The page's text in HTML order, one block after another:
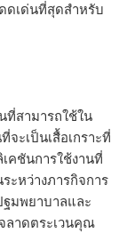
ดเด่นที่สุดสำหรับ
ที่สามารถใช้ใน
ะเป็นเสื้อเกราะที่
คชันการใช้งานที่
ะหว่างภารกิจการ
ฐมพยาบาลและ
ลาดตระเวนคุณ